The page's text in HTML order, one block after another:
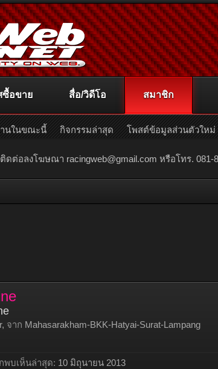
ติดต่อลงโฆษณา racingweb@gmail.com หรือโทร. 081-
, จาก Mahasarakham-BKK-Hatyai-Surat-Lampang
พบเห็นล่าสุด: 10 มิถุนายน 2013
ซื้อขาย สื่อ/วิดีโอ สมาชิก
านในขณะนี้ กิจกรรมล่าสุด โพสต์ข้อมูลส่วนตัวใหม่